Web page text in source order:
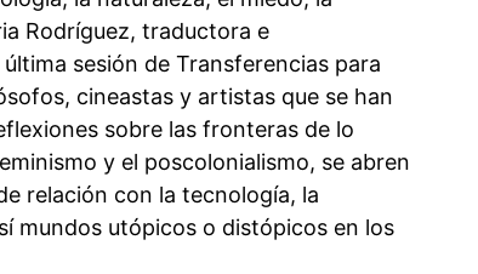
Rodríguez, traductora e
sesión de Transferencias para
cineastas y artistas que se han
sobre las fronteras de lo
y el poscolonialismo, se abren
relación con la tecnología, la
mundos utópicos o distópicos en los